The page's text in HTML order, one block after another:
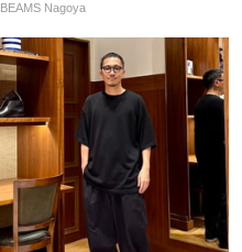
BEAMS Nagoya